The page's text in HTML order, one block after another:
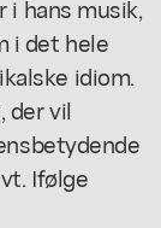
hans musik,
i det hele
idiom.
der vil
Ifølge